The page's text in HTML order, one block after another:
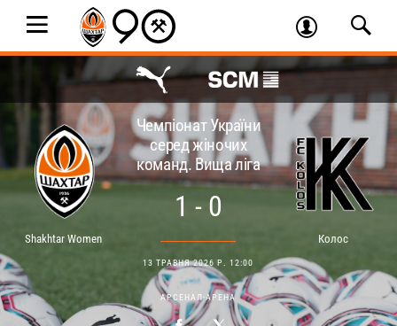
Shakhtar Women
Чемпіонат України
серед жіночих
команд. Вища ліга
1 - 0
13 ТРАВНЯ 2026 Р. 12:00
АРСЕНАЛ-АРЕНА
Колос